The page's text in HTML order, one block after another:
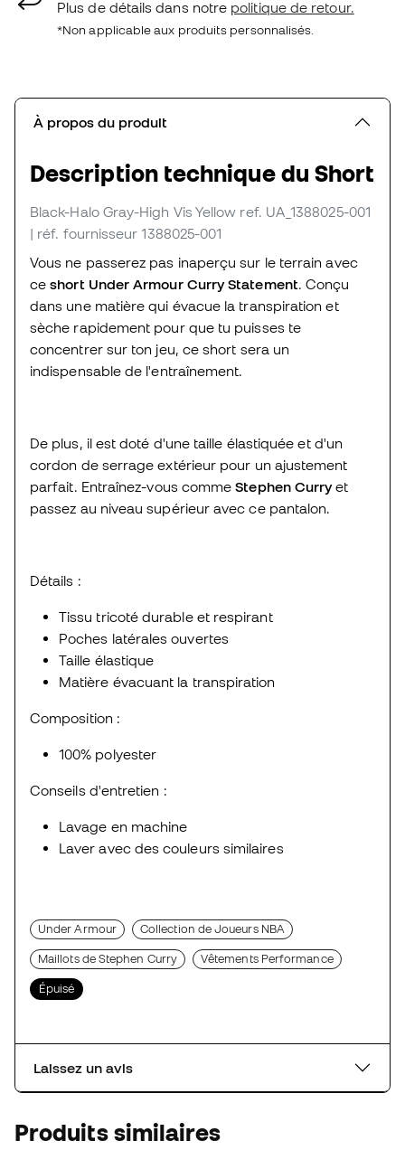
Plus de détails dans notre politique de retour.
*Non applicable aux produits personnalisés.
À propos du produit
Description technique du Short
Black-Halo Gray-High Vis Yellow ref. UA_1388025-001
| réf. fournisseur 1388025-001
Vous ne passerez pas inaperçu sur le terrain avec
ceshort Under Armour Curry Statement. Conçu
dans une matière qui évacue la transpiration et
sèche rapidement pour que tu puisses te
concentrer sur ton jeu, ce short sera un
indispensable de l'entraînement.
De plus, il est doté d'une taille élastiquée et d'un
cordon de serrage extérieur pour un ajustement
parfait. Entraînez-vous commeStephen Curryet
passez au niveau supérieur avec ce pantalon.
Détails :
Tissu tricoté durable et respirant
Poches latérales ouvertes
Taille élastique
Matière évacuant la transpiration
Composition :
100% polyester
Conseils d'entretien :
Lavage en machine
Laver avec des couleurs similaires
Under Armour Collection de Joueurs NBA
Maillots de Stephen Curry Vêtements Performance
Épuisé
Laissez un avis
Produits similaires